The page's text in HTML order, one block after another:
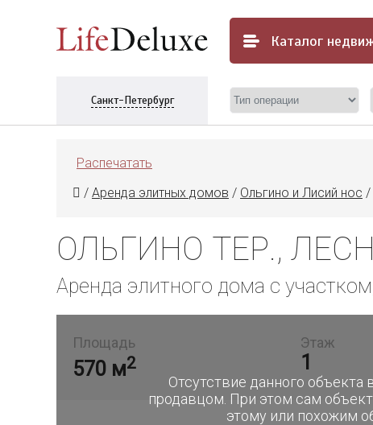
Каталог
Санкт-Петербург
Распечатать
/ Аренда элитных домов / Ольгино и Лисий нос /
ОЛЬГИНО ТЕР.,
Аренда элитного дома с
Отсутствие данного объекта
продавцом. При этом сам
этому или похожим
Площадь
570 м2
Этаж
1